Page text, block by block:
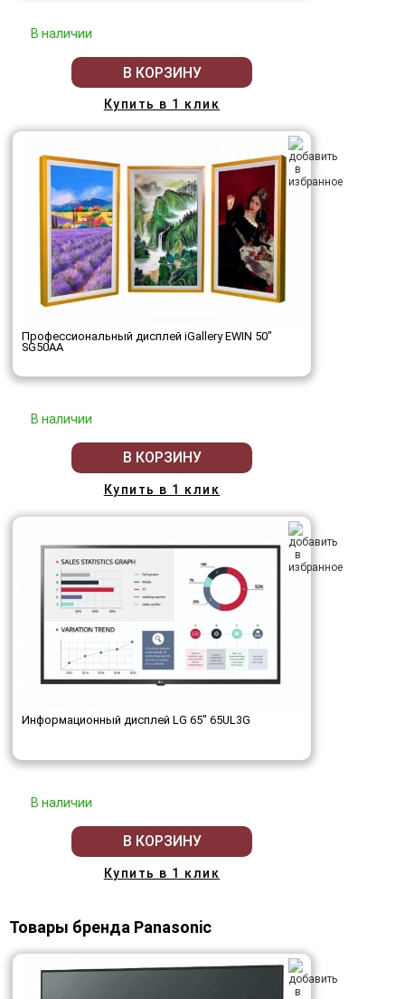
В наличии
В КОРЗИНУ
Купить в 1 клик
Профессиональный дисплей iGallery EWIN 50"
SG50AA
В наличии
В КОРЗИНУ
Купить в 1 клик
Информационный дисплей LG 65" 65UL3G
В наличии
В КОРЗИНУ
Купить в 1 клик
Товары бренда Panasonic